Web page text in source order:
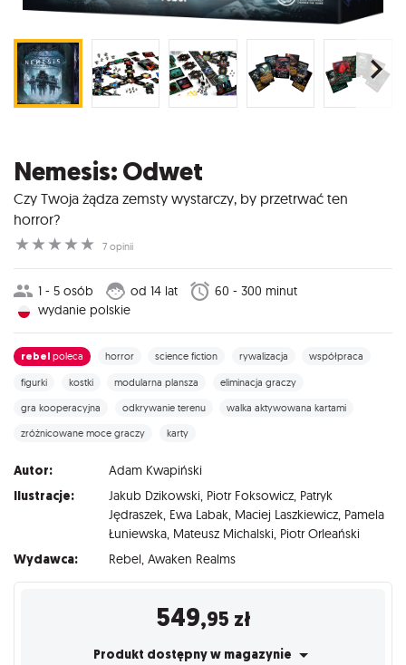
Nemesis: Odwet
Czy Twoja żądza zemsty wystarczy, by przetrwać ten
horror?
☆
☆
☆
☆
☆ 7 opinii
1 - 5 osób od 14 lat
60 - 300 minut
wydanie polskie
rebel poleca horror science fiction rywalizacja współpraca
figurki kostki modularna plansza
eliminacja graczy
gra kooperacyjna
odkrywanie terenu
walka aktywowana kartami
zróżnicowane moce graczy
karty
Autor: Adam Kwapiński
Ilustracje: Jakub Dzikowski, Piotr Foksowicz, Patryk
Jędraszek, Ewa Labak, Maciej Laszkiewicz, Pamela
Łuniewska, Mateusz Michalski, Piotr Orleański
Wydawca: Rebel, Awaken Realms
549,95 zł
Produkt dostępny w magazynie